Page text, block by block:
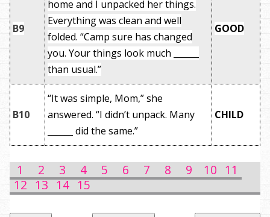
B9
home and I unpacked her things.
Everything was clean and well
folded. “Camp sure has changed
you. Your things look much ______
than usual.”
GOOD
B10
“It was simple, Mom,” she
answered. “I didn’t unpack. Many
______ did the same.”
CHILD
1 2 3 4 5 6 7 8 9 10 11
12 13 14 15